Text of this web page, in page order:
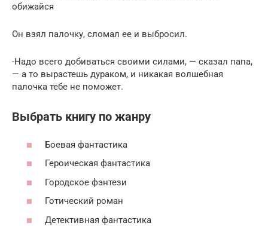
обижайся
Он взял палочку, сломал ее и выбросил.
-Надо всего добиваться своими силами, — сказал папа,
— а то вырастешь дураком, и никакая волшебная
палочка тебе не поможет.
Выбрать книгу по жанру
Боевая фантастика
Героическая фантастика
Городское фэнтези
Готический роман
Детективная фантастика